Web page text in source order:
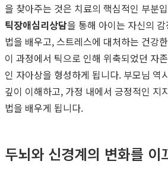
을 찾아주는 것은 치료의 핵심적인 부분
틱장애심리상담을 통해 아이는 자신의
법을 배우고, 스트레스에 대처하는 건강
이 과정에서 틱으로 인해 위축되었던 자
인 자아상을 형성하게 됩니다. 부모님 역
깊이 이해하고, 가정 내에서 긍정적인 지
법을 배우게 됩니다.
두뇌와 신경계의 변화를 이